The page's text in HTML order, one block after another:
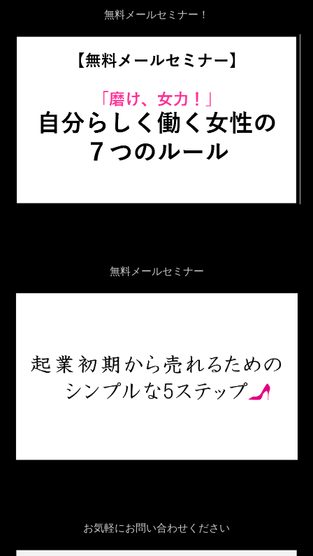
無料メールセミナー！
無料メールセミナー
お気軽にお問い合わせください